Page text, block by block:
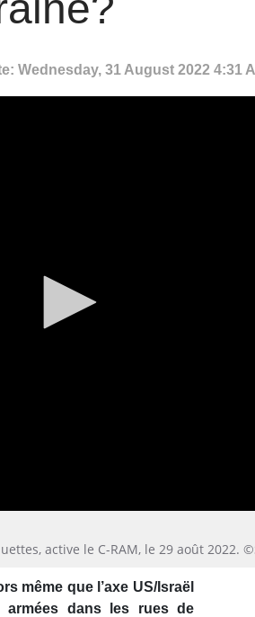
Wednesday, 31 August 2022 4:31
active le C-RAM, le 29 août 2022.
même que l’axe US/Israël
armées dans les rues de